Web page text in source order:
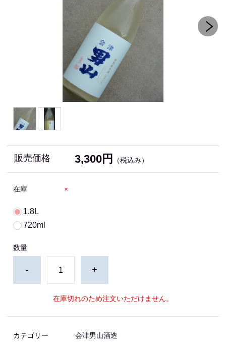
販売価格 3,300円 （税込み）
在庫 ×
1.8L
720ml
数量
- +
在庫切れのため注文いただけません。
カテゴリー 会津男山酒造